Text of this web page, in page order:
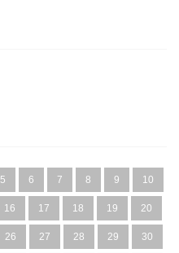
5 6 7 8 9 10
16 17 18 19 20
26 27 28 29 30